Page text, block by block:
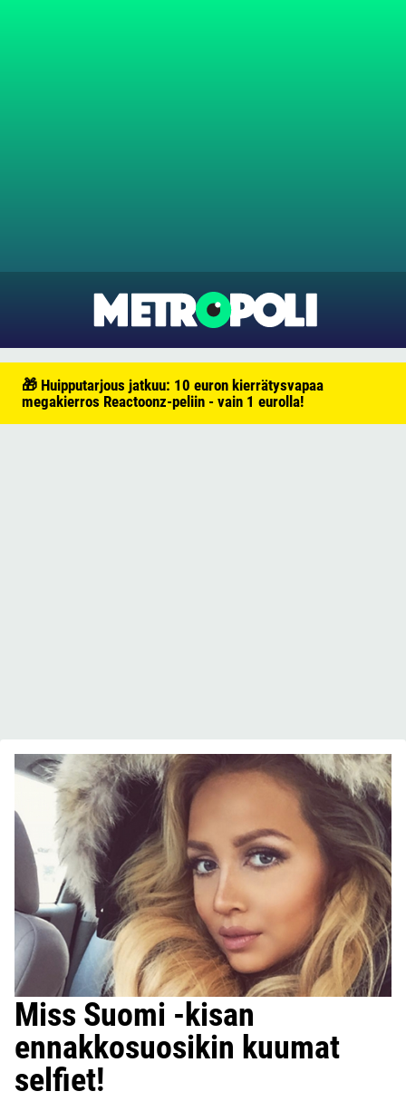
🎁 Huipputarjous jatkuu: 10 euron kierrätysvapaa
megakierros Reactoonz-peliin - vain 1 eurolla!
Miss Suomi -kisan
ennakkosuosikin kuumat
selfiet!